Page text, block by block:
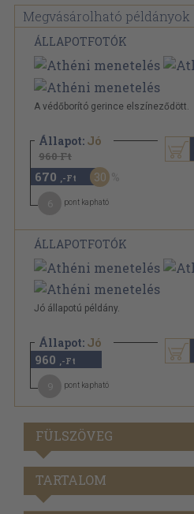
Megvásárolható példányok
ÁLLAPOTFOTÓK
A védőborító gerince elszíneződött.
Állapot: Jó
960 Ft
670 ,-Ft 30
pont kapható
ÁLLAPOTFOTÓK
Jó állapotú példány.
Állapot: Jó
960 ,-Ft
pont kapható
FÜLSZÖVEG
TARTALOM